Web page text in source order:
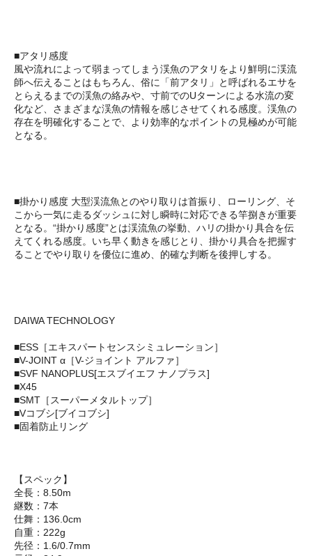
■アタリ感度
風や流れによって弱まってしまう渓魚のアタリをより鮮明に渓流
師へ伝えることはもちろん、俗に「前アタリ」と呼ばれるエサを
とらえるまでの渓魚の絡みや、寸前でのUターンによる水流の変
化など、さまざまな渓魚の情報を感じさせてくれる感度。渓魚の
存在を明確化することで、より効率的なポイントの見極めが可能
となる。
■掛かり感度 大型渓流魚とのやり取りは首振り、ローリング、そ
こから一気に走るダッシュに対し瞬時に対応できる竿捌きが重要
となる。“掛かり感度”とは渓流魚の挙動、ハリの掛かり具合を伝
えてくれる感度。いち早く動きを感じとり、掛かり具合を把握す
ることでやり取りを優位に進め、的確な判断を後押しする。
DAIWA TECHNOLOGY
■ESS［エキスパートセンスシミュレーション］
■V-JOINT α［V-ジョイント アルファ］
■SVF NANOPLUS[エスブイエフ ナノプラス]
■X45
■SMT［スーパーメタルトップ］
■Vコブシ[ブイコブシ]
■固着防止リング
【スペック】
全長：8.50m
継数：7本
仕舞：136.0cm
自重：222g
先径：1.6/0.7mm